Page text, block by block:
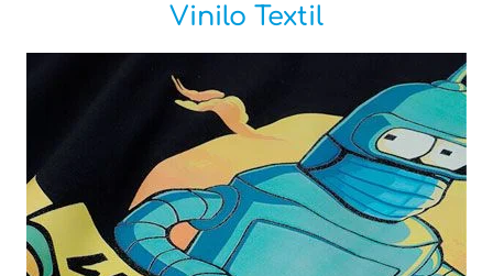
Vinilo Textil